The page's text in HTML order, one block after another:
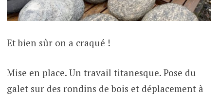
Et bien sûr on a craqué !
Mise en place. Un travail titanesque. Pose du
galet sur des rondins de bois et déplacement à